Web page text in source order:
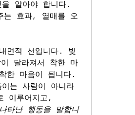
알아야 합니다.
는 효과, 열매를 오
면적 선입니다. 빛
달라져서 착한 마
한 마음이 됩니다.
는 사람이 아니라
이루어지고,
타난 행동을 말합니